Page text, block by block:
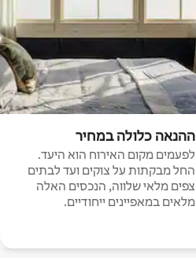
ההנאה כלולה במחיר
לפעמים מקום האירוח הוא היעד.
החל מבקתות על צוקים ועד לבתים
צפים מלאי שלווה, הנכסים האלה
מלאים במאפיינים ייחודיים.